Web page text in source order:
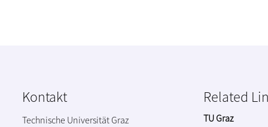
Kontakt
Technische Universität Graz
Related
TU Graz